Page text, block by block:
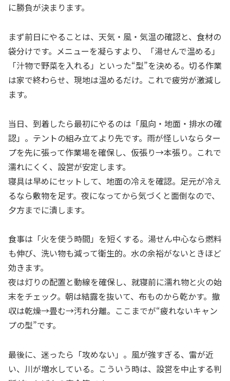
に勝負が決まります。
まず前日にやることは、天気・風・気温の確認と、食材の
袋分けです。メニューを凝らすより、「湯せんで温める」
「汁物で野菜を入れる」といった“型”を決める。切る作業
は家で終わらせ、現地は温めるだけ。これで疲労が激減し
ます。
当日、到着したら最初にやるのは「風向・地面・排水の確
認」。テントの組み立てより先です。雨が怪しいならター
プを先に張って作業場を確保し、仮張り→本張り。これで
濡れにくく、設営が安定します。
寝具は早めにセットして、地面の冷えを確認。足元が冷え
るなら敷物を足す。夜になってから気づくと面倒なので、
夕方までに潰します。
食事は「火を使う時間」を短くする。湯せん中心なら燃料
も伸び、洗い物も減って衛生的。水の余裕がないときほど
効きます。
夜は灯りの配置と動線を確保し、就寝前に濡れ物と火の始
末をチェック。朝は結露を抜いて、布ものから乾かす。撤
収は乾燥→畳む→汚れ分離。ここまでが“疲れないキャン
プの型”です。
最後に、迷ったら「攻めない」。風が強すぎる、雷が近
い、川が増水している。こういう時は、設営を中止する判